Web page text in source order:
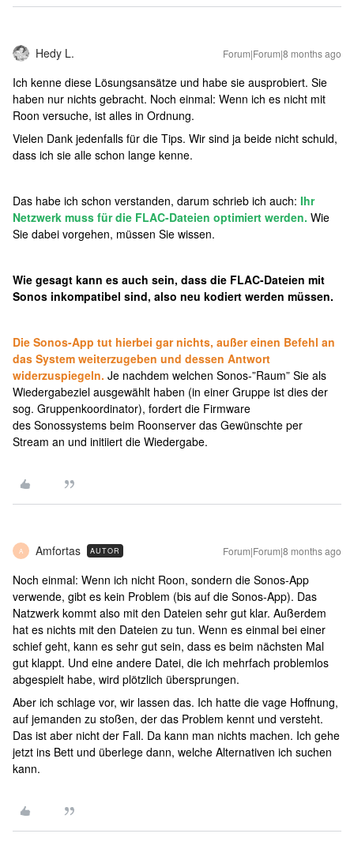
Hedy L. Forum|Forum|8 months ago
Ich kenne diese Lösungsansätze und habe sie ausprobiert. Sie
haben nur nichts gebracht. Noch einmal: Wenn ich es nicht mit
Roon versuche, ist alles in Ordnung.
Vielen Dank jedenfalls für die Tips. Wir sind ja beide nicht schuld,
dass ich sie alle schon lange kenne.
Das habe ich schon verstanden, darum schrieb ich auch: Ihr
Netzwerk muss für die FLAC-Dateien optimiert werden. Wie
Sie dabei vorgehen, müssen Sie wissen.
Wie gesagt kann es auch sein, dass die FLAC-Dateien mit
Sonos inkompatibel sind, also neu kodiert werden müssen.
Die Sonos-App tut hierbei gar nichts, außer einen Befehl an
das System weiterzugeben und dessen Antwort
widerzuspiegeln. Je nachdem welchen Sonos-”Raum” Sie als
Wiedergabeziel ausgewählt haben (in einer Gruppe ist dies der
sog. Gruppenkoordinator), fordert die Firmware
des Sonossystems beim Roonserver das Gewünschte per
Stream an und initiiert die Wiedergabe.
A Amfortas AUTOR Forum|Forum|8 months ago
Noch einmal: Wenn ich nicht Roon, sondern die Sonos-App
verwende, gibt es kein Problem (bis auf die Sonos-App). Das
Natzwerk kommt also mit den Dateien sehr gut klar. Außerdem
hat es nichts mit den Dateien zu tun. Wenn es einmal bei einer
schief geht, kann es sehr gut sein, dass es beim nächsten Mal
gut klappt. Und eine andere Datei, die ich mehrfach problemlos
abgespielt habe, wird plötzlich übersprungen.
Aber ich schlage vor, wir lassen das. Ich hatte die vage Hoffnung,
auf jemanden zu stoßen, der das Problem kennt und versteht.
Das ist aber nicht der Fall. Da kann man nichts machen. Ich gehe
jetzt ins Bett und überlege dann, welche Alternativen ich suchen
kann.